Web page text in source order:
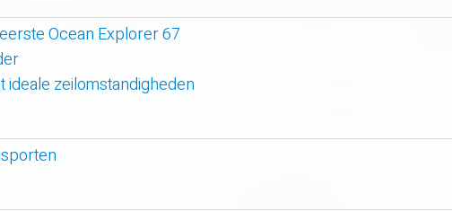
Ocean Explorer 67
ideale zeilomstandigheden